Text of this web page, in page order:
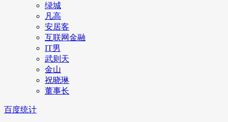
绿城
凡高
安居客
互联网金融
IT男
武则天
金山
祝晓琳
董事长
百度统计